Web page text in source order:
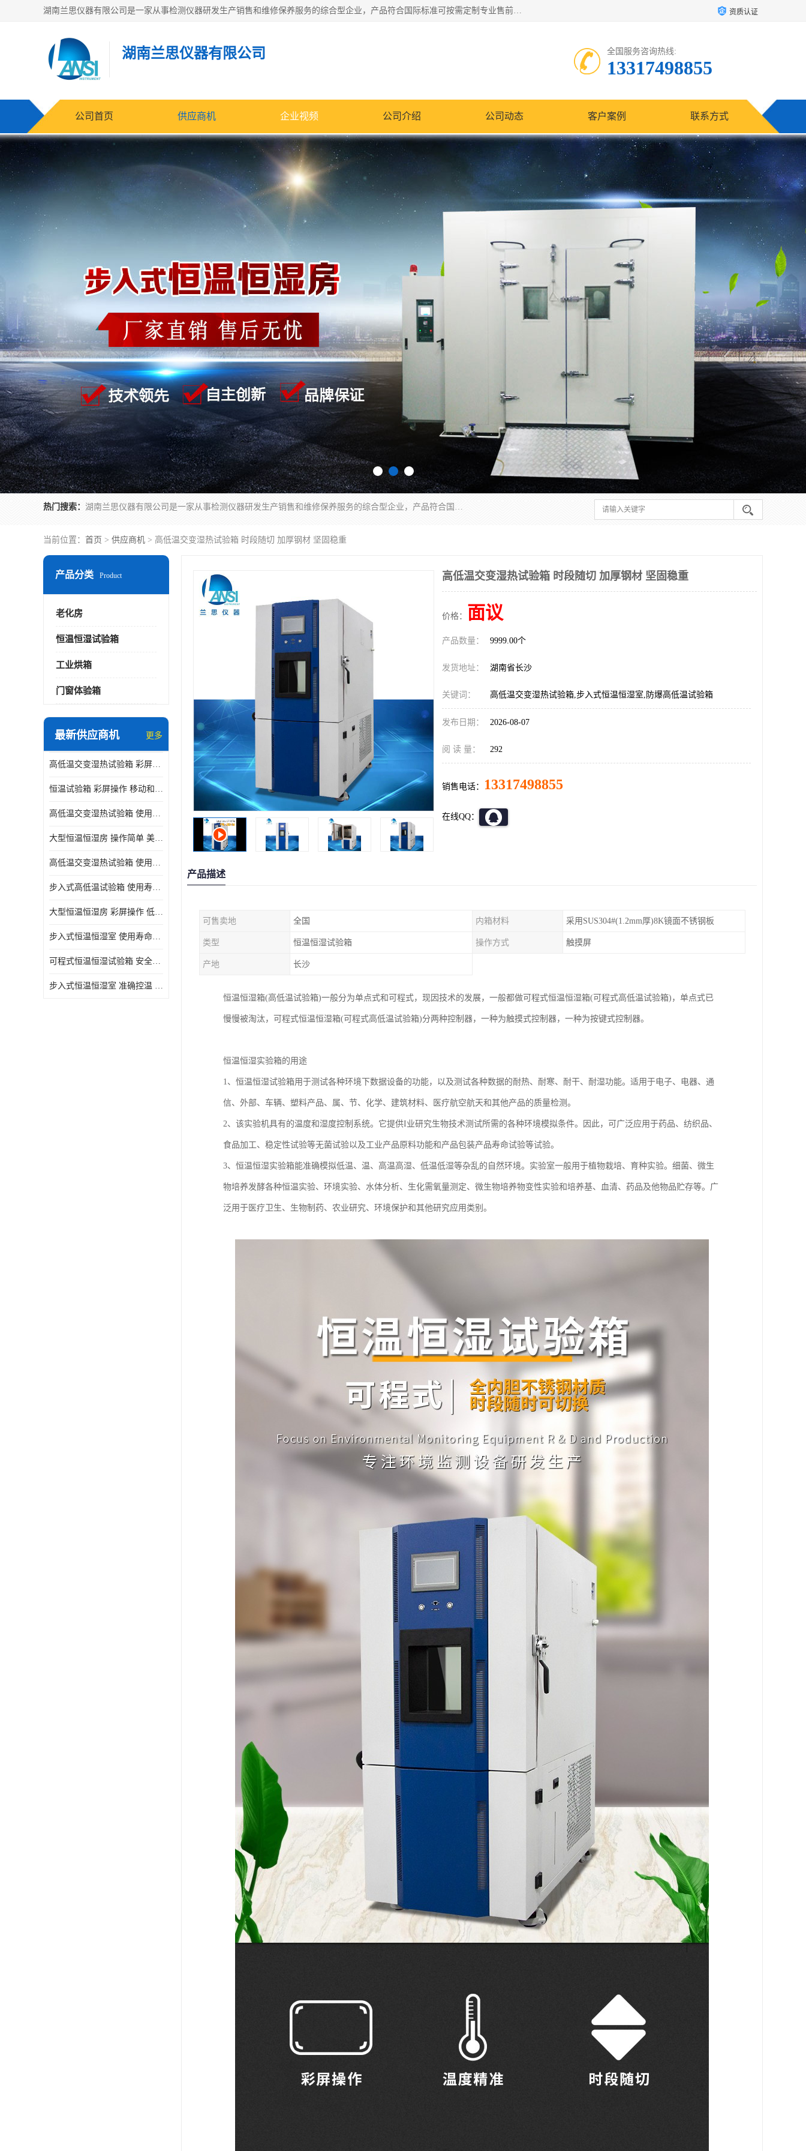
湖南兰思仪器有限公司是一家从事检测仪器研发生产销售和维修保养服务的综合型企业，产品符合国际标准可按需定制专业售前售后工程师，主要有门窗性能体验箱、门窗隔音展示箱、恒温恒湿试验箱、步入式恒温恒湿房、高低温试验箱、老化试验箱、老化试验房、恒温恒湿培养箱、水泥标准养护试验箱、电热鼓风干燥试验箱、真空干燥箱、工业烤箱、盐雾腐蚀试验箱等。 资质认证
湖南兰思仪器有限公司 全国服务咨询热线:
13317498855
公司首页 供应商机 企业视频 公司介绍 公司动态 客户案例 联系方式
热门搜索： 湖南兰思仪器有限公司是一家从事检测仪器研发生产销售和维修保养服务的综合型企业，产品符合国际标准可按需定制专业售前售后工程师，主要有门窗性能体验箱、门窗隔音展示箱、恒温恒湿试验箱、步入式恒温恒湿房、高低温试验箱、老化试验箱、老化试验房、恒温恒湿培养箱、水泥标准养护试验箱、电热鼓风干燥试验箱、真空干燥箱、工业烤箱、盐雾腐蚀试验箱等。
当前位置： 首页 > 供应商机 > 高低温交变湿热试验箱 时段随切 加厚钢材 坚固稳重
产品分类 Product
老化房
恒温恒湿试验箱
工业烘箱
门窗体验箱
最新供应商机 更多
高低温交变湿热试验箱 彩屏操作 移动和放置方便
恒温试验箱 彩屏操作 移动和放置方便
高低温交变湿热试验箱 使用寿命长 优良外油漆
大型恒温恒湿房 操作简单 美观实用 清洁更方便
高低温交变湿热试验箱 使用寿命长 造型美观大方新颖
步入式高低温试验箱 使用寿命长 低耗电量 平稳电流
大型恒温恒湿房 彩屏操作 低耗电量 平稳电流
步入式恒温恒湿室 使用寿命长 移动和放置方便
可程式恒温恒湿试验箱 安全可靠 美观实用 清洁更方便
步入式恒温恒湿室 准确控温 试验周期自动化程度高
高低温交变湿热试验箱 时段随切 加厚钢材 坚固稳重
价格： 面议
产品数量： 9999.00个
发货地址： 湖南省长沙
关键词： 高低温交变湿热试验箱,步入式恒温恒湿室,防爆高低温试验箱
发布日期： 2026-08-07
阅 读 量： 292
销售电话： 13317498855
在线QQ：
产品描述
可售卖地 全国 内箱材料 采用SUS304#(1.2mm厚)8K镜面不锈钢板
类型 恒温恒湿试验箱 操作方式 触摸屏
产地 长沙
恒温恒湿箱(高低温试验箱)一般分为单点式和可程式，现因技术的发展，一般都做可程式恒温恒湿箱(可程式高低温试验箱)，单点式已
慢慢被淘汰，可程式恒温恒湿箱(可程式高低温试验箱)分两种控制器，一种为触摸式控制器，一种为按键式控制器。
恒温恒湿实验箱的用途
1、恒温恒湿试验箱用于测试各种环境下数据设备的功能，以及测试各种数据的耐热、耐寒、耐干、耐湿功能。适用于电子、电器、通
信、外部、车辆、塑料产品、属、节、化学、建筑材料、医疗航空航天和其他产品的质量检测。
2、该实验机具有的温度和湿度控制系统。它提供I业研究生物技术测试所需的各种环境模拟条件。因此，可广泛应用于药品、纺织品、
食品加工、稳定性试验等无菌试验以及工业产品原料功能和产品包装产品寿命试验等试验。
3、恒温恒湿实验箱能准确模拟低温、温、高温高湿、低温低湿等杂乱的自然环境。实验室一般用于植物栽培、育种实验。细菌、微生
物培养发酵各种恒温实验、环境实验、水体分析、生化需氧量测定、微生物培养物变性实验和培养基、血清、药品及他物品贮存等。广
泛用于医疗卫生、生物制药、农业研究、环境保护和其他研究应用类别。